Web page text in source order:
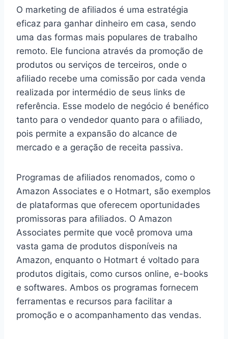
O marketing de afiliados é uma estratégia
eficaz para ganhar dinheiro em casa, sendo
uma das formas mais populares de trabalho
remoto. Ele funciona através da promoção de
produtos ou serviços de terceiros, onde o
afiliado recebe uma comissão por cada venda
realizada por intermédio de seus links de
referência. Esse modelo de negócio é benéfico
tanto para o vendedor quanto para o afiliado,
pois permite a expansão do alcance de
mercado e a geração de receita passiva.
Programas de afiliados renomados, como o
Amazon Associates e o Hotmart, são exemplos
de plataformas que oferecem oportunidades
promissoras para afiliados. O Amazon
Associates permite que você promova uma
vasta gama de produtos disponíveis na
Amazon, enquanto o Hotmart é voltado para
produtos digitais, como cursos online, e-books
e softwares. Ambos os programas fornecem
ferramentas e recursos para facilitar a
promoção e o acompanhamento das vendas.